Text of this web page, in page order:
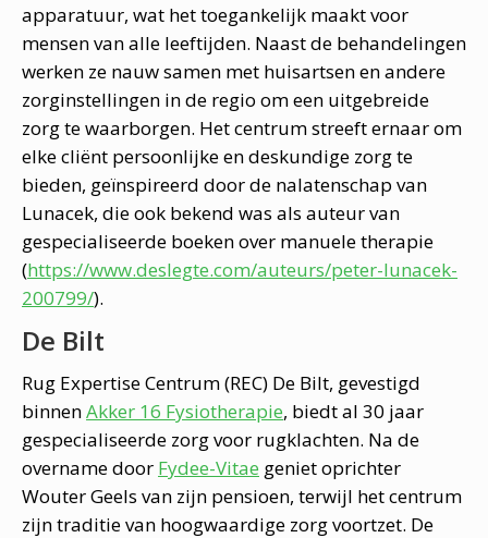
apparatuur, wat het toegankelijk maakt voor
mensen van alle leeftijden. Naast de behandelingen
werken ze nauw samen met huisartsen en andere
zorginstellingen in de regio om een uitgebreide
zorg te waarborgen. Het centrum streeft ernaar om
elke cliënt persoonlijke en deskundige zorg te
bieden, geïnspireerd door de nalatenschap van
Lunacek, die ook bekend was als auteur van
gespecialiseerde boeken over manuele therapie
(https://www.deslegte.com/auteurs/peter-lunacek-
200799/).
De Bilt
Rug Expertise Centrum (REC) De Bilt, gevestigd
binnenAkker 16 Fysiotherapie, biedt al 30 jaar
gespecialiseerde zorg voor rugklachten. Na de
overname door Fydee-Vitae geniet oprichter
Wouter Geels van zijn pensioen, terwijl het centrum
zijn traditie van hoogwaardige zorg voortzet. De